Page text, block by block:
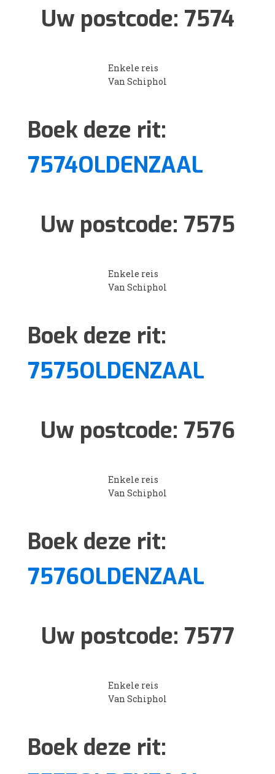
Uw postcode: 7574
Enkele reis
Van Schiphol
Boek deze rit:
7574OLDENZAAL
Uw postcode: 7575
Enkele reis
Van Schiphol
Boek deze rit:
7575OLDENZAAL
Uw postcode: 7576
Enkele reis
Van Schiphol
Boek deze rit:
7576OLDENZAAL
Uw postcode: 7577
Enkele reis
Van Schiphol
Boek deze rit: